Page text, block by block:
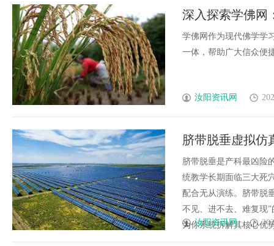
深入探索学佛网
学佛网作为现代佛学学
一体，帮助广大信众便
汝阳资讯网
脐带脱垂虚拟仿
地全解析
脐带脱垂是产科最凶险
统教学长期面临三大死
配合无从演练。脐带脱
不见、进不去、难复现
为你系统拆解其核心优
汝阳资讯网